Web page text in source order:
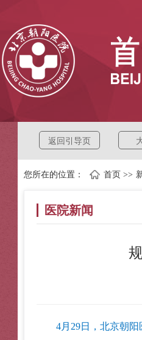
返回引导页
您所在的位置： 首页 >>
医院新闻
4月29日，北京朝